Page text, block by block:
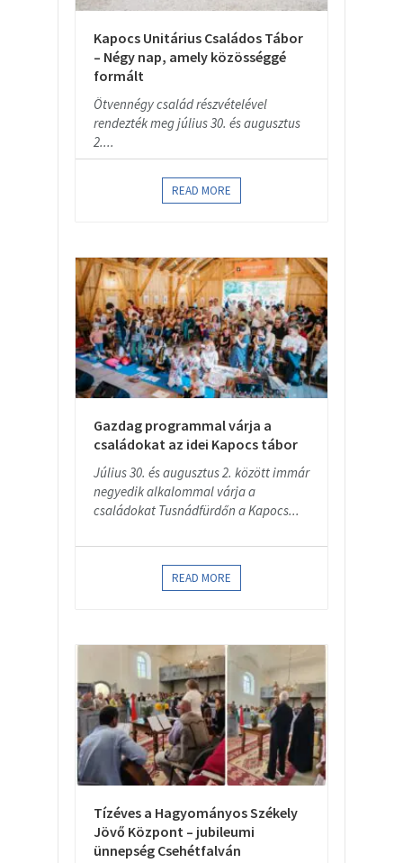
Kapocs Unitárius Családos Tábor
– Négy nap, amely közösséggé
formált
Ötvennégy család részvételével
rendezték meg július 30. és augusztus
2....
READ MORE
Gazdag programmal várja a
családokat az idei Kapocs tábor
Július 30. és augusztus 2. között immár
negyedik alkalommal várja a
családokat Tusnádfürdőn a Kapocs...
READ MORE
Tízéves a Hagyományos Székely
Jövő Központ – jubileumi
ünnepség Csehétfalván